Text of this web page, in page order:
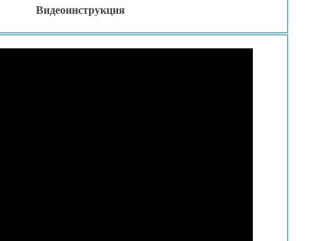
Видеоинструкция